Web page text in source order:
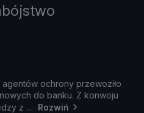
agentów ochrony przewoziło
do banku. Z konwoju
z Rozwiń